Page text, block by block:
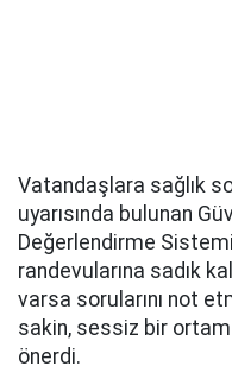
Vatandaşlara sağlık
uyarısında bulunan
Değerlendirme
randevularına sadık
varsa sorularını not
sakin, sessiz bir
önerdi.